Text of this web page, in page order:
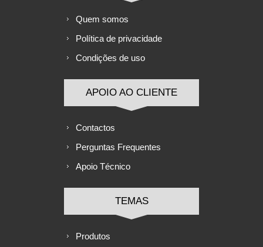
Quem somos
Política de privacidade
Condições de uso
APOIO AO CLIENTE
Contactos
Perguntas Frequentes
Apoio Técnico
TEMAS
Produtos